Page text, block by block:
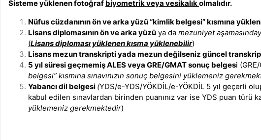
Sisteme yüklenen fotoğraf biyometrik veya vesikalıkolmalıdır.
Nüfus cüzdanının ön ve arka yüzü “kimlik belgesi” kısmına
Lisans diplomasının ön ve arka yüzü ya da mezuniyet
(Lisans diploması yüklenen kısma yüklenebilir)
Lisans mezun transkripti yada mezun değilseniz güncel
5 yıl süresi geçmemiş ALES veya GRE/GMAT sonuç belgesi
belgesi” kısmına sınavınızın sonuç belgesini yüklemeniz
Yabancı dil belgesi (YDS/e-YDS/YÖKDİL/e-YÖKDİL 5 yıl geçerli
kabul edilen sınavlardan birinden puanınız var ise YDS puan türü
yüklemeniz gerekmektedir)